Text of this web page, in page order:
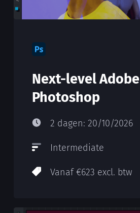
Next-level Adobe
Photoshop
2 dagen: 20/10/2026
Intermediate
Vanaf €623 excl. btw